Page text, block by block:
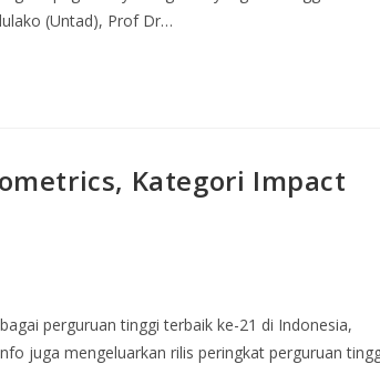
(Untad), Prof Dr…
Kategori Impact
perguruan tinggi terbaik ke-21 di Indonesia,
juga mengeluarkan rilis peringkat perguruan